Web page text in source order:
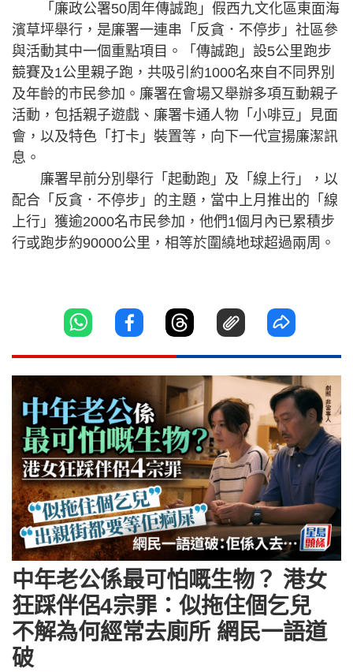
「廉政公署50周年傳誠跑」假西九文化區東面海
濱草坪舉行，是廉署一連串「反貪．不停步」社區參
與活動其中一個重點項目。「傳誠跑」設5公里跑步
競賽及1公里親子跑，共吸引約1000名來自不同界別
及年齡的市民參加。廉署在會場又舉辦多項互動親子
活動，包括親子遊戲、廉署卡通人物「小啡豆」見面
會，以及特色「打卡」裝置等，向下一代宣揚廉潔訊
息。
廉署早前分別舉行「起動跑」及「線上行」，以
配合「反貪．不停步」的主題，當中上月推出的「線
上行」獲逾2000名市民參加，他們1個月內已累積步
行或跑步約90000公里，相等於圍繞地球超過兩周。
中年老公係最可怕嘅生物？ 港女
狂踩伴侶4宗罪：似拖住個乞兒
不解為何經常去廁所 網民一語道
破